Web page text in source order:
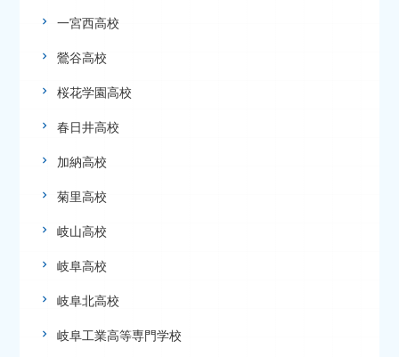
一宮西高校
鶯谷高校
桜花学園高校
春日井高校
加納高校
菊里高校
岐山高校
岐阜高校
岐阜北高校
岐阜工業高等専門学校